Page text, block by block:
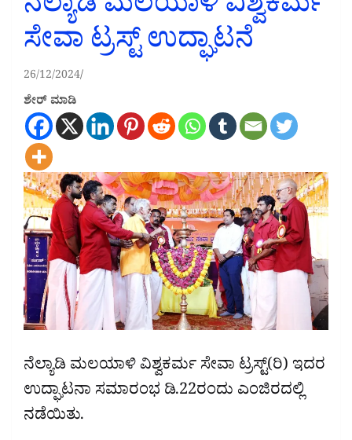
ಸೇವಾ ಟ್ರಸ್ಟ್ ಉದ್ಘಾಟನೆ
26/12/2024
ಶೇರ್ ಮಾಡಿ
ನೆಲ್ಯಾಡಿ ಮಲಯಾಳಿ ವಿಶ್ವಕರ್ಮ ಸೇವಾ ಟ್ರಸ್ಟ್(ರಿ) ಇದರ
ಉದ್ಘಾಟನಾ ಸಮಾರಂಭ ಡಿ.22ರಂದು ಎಂಜಿರದಲ್ಲಿ
ನಡೆಯಿತು.